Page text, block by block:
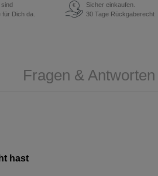
sind
Dich da.
€
Sicher einkaufen.
30 Tage Rückgaberecht
Fragen & Antworten
hast